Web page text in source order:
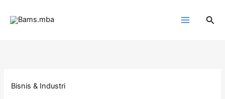
Cari
Bisnis & Industri